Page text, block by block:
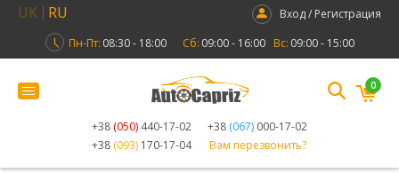
UK RU
Вход / Регистрация
Пн-Пт: 08:30 - 18:00 Сб: 09:00 - 16:00 Вс: 09:00 - 15:00
+38 (050) 440-17-02 +38 (067) 000-17-02
+38 (093) 170-17-04 Вам перезвонить?
0